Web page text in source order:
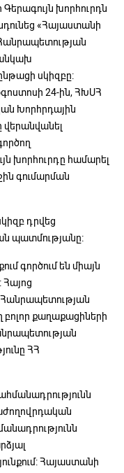
խորհուրդն
«Հայաստանի
սկիզբը:
24-ին, ՀԽՍՀ
Խորհրդային
խորհուրդը համարել
գումարման
դրվեց
պատմությանը։
գործում են միայն
Հայոց
բոլոր քաղաքացիների
ՀՀ
Հայաստանի